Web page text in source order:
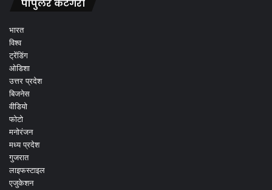
पॉपुलर कैटेगरी
भारत
विश्व
ट्रेंडिंग
ओडिशा
उत्तर प्रदेश
बिजनेस
वीडियो
फोटो
मनोरंजन
मध्य प्रदेश
गुजरात
लाइफस्टाइल
एजुकेशन